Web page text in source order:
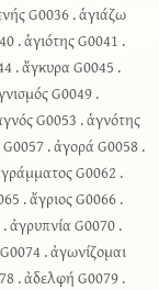
G0036.ἁγιάζω
.ἁγιότης G0041 .
.ἄγκυρα G0045 .
G0049.
G0053 .ἁγνότης
.ἀγορά G0058.
G0062 .
.ἄγριος G0066.
.ἀγρυπνία G0070.
.ἀγωνίζομαι
.ἀδελφή G0079.